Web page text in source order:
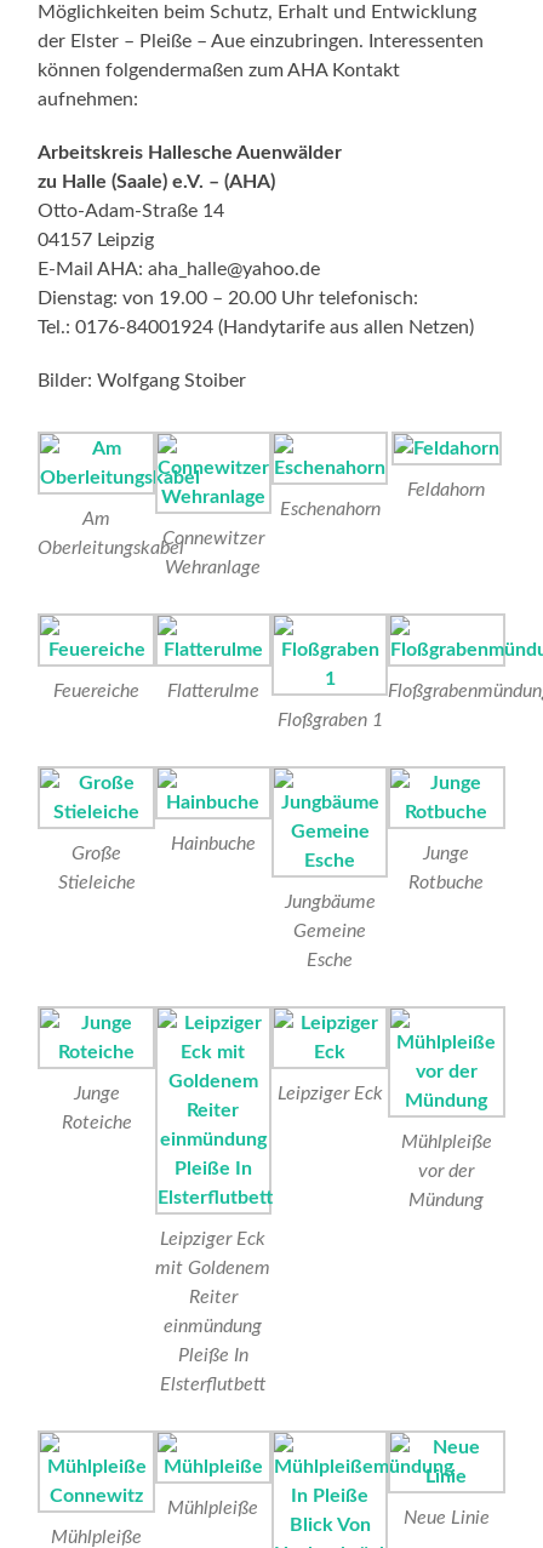
Möglichkeiten beim Schutz, Erhalt und Entwicklung
der Elster – Pleiße – Aue einzubringen. Interessenten
können folgendermaßen zum AHA Kontakt
aufnehmen:
Arbeitskreis Hallesche Auenwälder
zu Halle (Saale) e.V. – (AHA)
Otto-Adam-Straße 14
04157 Leipzig
E-Mail AHA: aha_halle@yahoo.de
Dienstag: von 19.00 – 20.00 Uhr telefonisch:
Tel.: 0176-84001924 (Handytarife aus allen Netzen)
Bilder: Wolfgang Stoiber
Am
OberleitungskabelConnewitzer
Wehranlage
Eschenahorn
Feldahorn
Feuereiche
Flatterulme
Floßgraben 1
Große
Stieleiche
Hainbuche
Jungbäume
Gemeine
Esche
Junge
Rotbuche
Junge
Roteiche
Leipziger Eck
mit Goldenem
Reiter
einmündung
Pleiße In
Elsterflutbett
Leipziger Eck
Mühlpleiße
vor der
Mündung
Mühlpleiße
Mühlpleiße Neue Linie